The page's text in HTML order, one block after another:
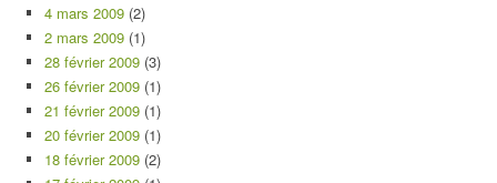
4 mars 2009 (2)
2 mars 2009 (1)
28 février 2009 (3)
26 février 2009 (1)
21 février 2009 (1)
20 février 2009 (1)
18 février 2009 (2)